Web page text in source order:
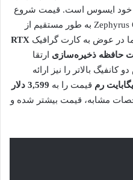
خود ایسوس است. قیمت شروع
آن 2,149 دلار است. برای تهیه Zephyrus G16 به طور مستقیم از
اما در عوض به کارت گرافیک RTX
ارتقا
بالاتر را نیز ارائه
قیمت را به 3,599 دلار
مشابه، قیمت بیشتر شده و